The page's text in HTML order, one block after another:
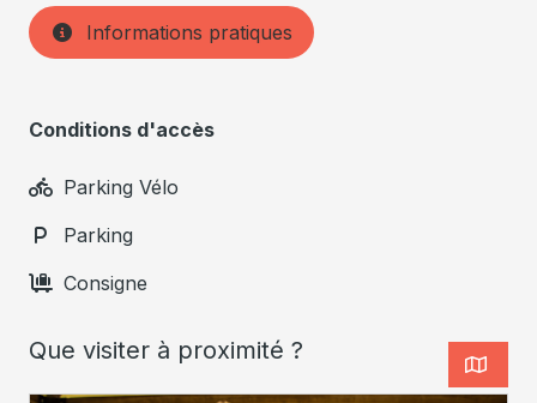
Informations pratiques
Conditions d'accès
Parking Vélo
Parking
Consigne
Que visiter à proximité ?